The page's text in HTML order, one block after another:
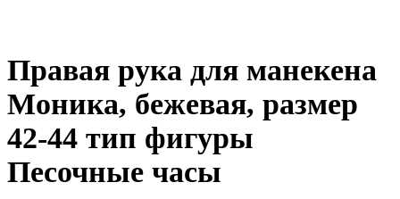
Правая рука для манекена
Моника, бежевая, размер
42-44 тип фигуры
Песочные часы